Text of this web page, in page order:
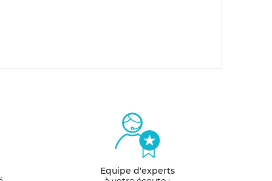
Equipe d'experts